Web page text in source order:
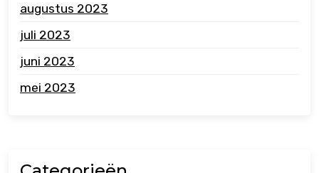
augustus 2023
juli 2023
juni 2023
mei 2023